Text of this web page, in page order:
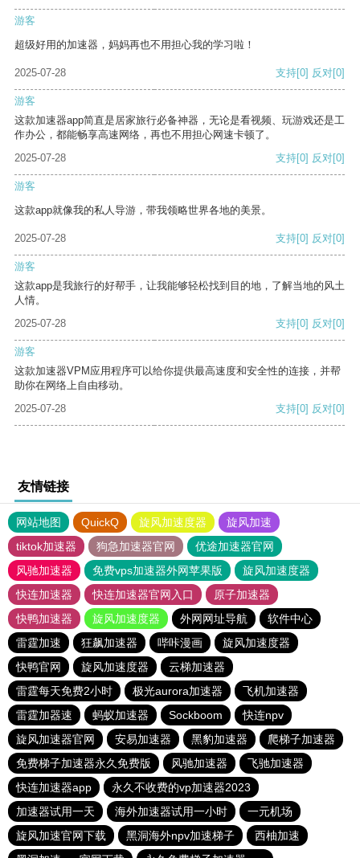
游客
超级好用的加速器，妈妈再也不用担心我的学习啦！
2025-07-28 支持[0] 反对[0]
游客
这款加速器app简直是居家旅行必备神器，无论是看视频、玩游戏还是工
作办公，都能畅享高速网络，再也不用担心网速卡顿了。
2025-07-28
支持[0] 反对[0]
游客
这款app就像我的私人导游，带我领略世界各地的美景。
2025-07-28 支持[0] 反对[0]
游客
这款app是我旅行的好帮手，让我能够轻松找到目的地，了解当地的风土
人情。
2025-07-28
支持[0] 反对[0]
游客
这款加速器VPM应用程序可以给你提供最高速度和安全性的连接，并帮
助你在网络上自由移动。
2025-07-28
支持[0] 反对[0]
友情链接
网站地图 QuickQ 旋风加速度器
旋风加速
tiktok加速器
狗急加速器官网
优途加速器官网
风驰加速器
免费vps加速器外网苹果版
旋风加速度器
快连加速器
快连加速器官网入口
原子加速器
快鸭加速器
旋风加速度器 外网网址导航
软件中心
雷霆加速
狂飙加速器 哔咔漫画
旋风加速度器
快鸭官网
旋风加速度器
云梯加速器
雷霆每天免费2小时
极光aurora加速器
飞机加速器
雷霆加器速
蚂蚁加速器 Sockboom
快连npv
旋风加速器官网
安易加速器 黑豹加速器
爬梯子加速器
免费梯子加速器永久免费版
风驰加速器
飞驰加速器
快连加速器app
永久不收费的vp加速器2023
加速器试用一天
海外加速器试用一小时
一元机场
旋风加速官网下载
黑洞海外npv加速梯子
西柚加速